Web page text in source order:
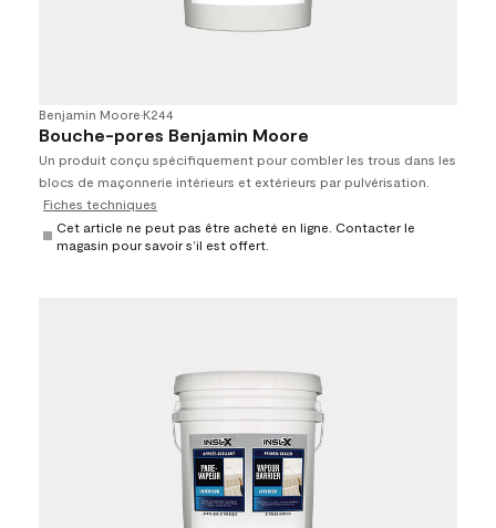
Benjamin Moore•K244
Bouche-pores Benjamin Moore
Un produit conçu spécifiquement pour combler les trous dans les
blocs de maçonnerie intérieurs et extérieurs par pulvérisation.
Fiches techniques
Cet article ne peut pas être acheté en ligne. Contacter le
magasin pour savoir s’il est offert.